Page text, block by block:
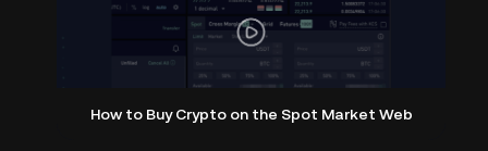
How to Buy Crypto on the Spot Market Web